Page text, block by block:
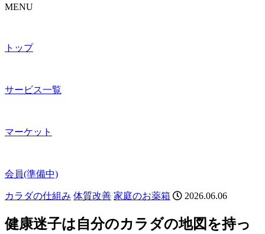
MENU
トップ
サービス一覧
マーケット
会員(準備中)
カラダの仕組み 体質改善 家庭のお薬箱 2026.06.06
健康迷子は自分のカラダの地図を持っ